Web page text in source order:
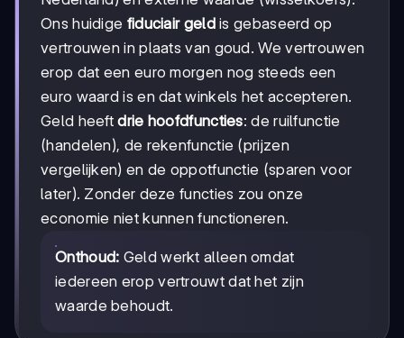
Ons huidige fiduciair geldis gebaseerd op
vertrouwen in plaats van goud. We vertrouwen
erop dat een euro morgen nog steeds een
euro waard is en dat winkels het accepteren.
Geld heeftdrie hoofdfuncties: de ruilfunctie
(handelen), de rekenfunctie (prijzen
vergelijken) en de oppotfunctie (sparen voor
later). Zonder deze functies zou onze
economie niet kunnen functioneren.
Onthoud: Geld werkt alleen omdat
iedereen erop vertrouwt dat het zijn
waarde behoudt.